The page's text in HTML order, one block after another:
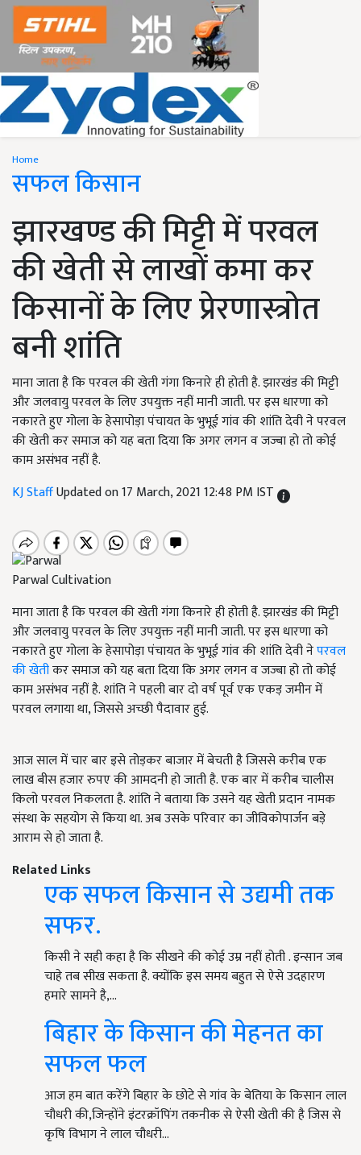
Home
सफल किसान
झारखण्ड की मिट्टी में परवल
की खेती से लाखों कमा कर
किसानों के लिए प्रेरणास्त्रोत
बनी शांति
माना जाता है कि परवल की खेती गंगा किनारे ही होती है. झारखंड की मिट्टी
और जलवायु परवल के लिए उपयुक्त नहीं मानी जाती. पर इस धारणा को
नकारते हुए गोला के हेसापोड़ा पंचायत के भुभूई गांव की शांति देवी ने परवल
की खेती कर समाज को यह बता दिया कि अगर लगन व जज्बा हो तो कोई
काम असंभव नहीं है.
KJ StaffUpdated on 17 March, 2021 12:48 PM IST
Parwal Cultivation
माना जाता है कि परवल की खेती गंगा किनारे ही होती है. झारखंड की मिट्टी
और जलवायु परवल के लिए उपयुक्त नहीं मानी जाती. पर इस धारणा को
नकारते हुए गोला के हेसापोड़ा पंचायत के भुभूई गांव की शांति देवी नेपरवल
की खेतीकर समाज को यह बता दिया कि अगर लगन व जज्बा हो तो कोई
काम असंभव नहीं है. शांति ने पहली बार दो वर्ष पूर्व एक एकड़ जमीन में
परवल लगाया था, जिससे अच्छी पैदावार हुई.
आज साल में चार बार इसे तोड़कर बाजार में बेचती है जिससे करीब एक
लाख बीस हजार रुपए की आमदनी हो जाती है. एक बार में करीब चालीस
किलो परवल निकलता है. शांति ने बताया कि उसने यह खेती प्रदान नामक
संस्था के सहयोग से किया था. अब उसके परिवार का जीविकोपार्जन बड़े
आराम से हो जाता है.
Related Links
एक सफल किसान से उद्यमी तक
सफर.
किसी ने सही कहा है कि सीखने की कोई उम्र नहीं होती . इन्सान जब
चाहे तब सीख सकता है. क्योंकि इस समय बहुत से ऐसे उदहारण
हमारे सामने है,…
बिहार के किसान की मेहनत का
सफल फल
आज हम बात करेंगे बिहार के छोटे से गांव के बेतिया के किसान लाल
चौधरी की,जिन्होंने इंटरक्रॉपिंग तकनीक से ऐसी खेती की है जिस से
कृषि विभाग ने लाल चौधरी…